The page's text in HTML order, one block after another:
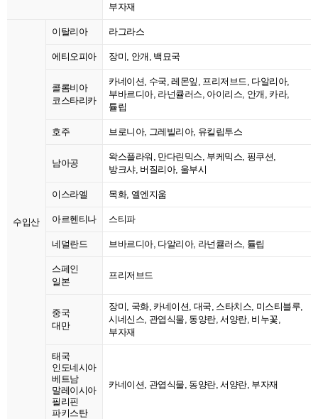
부자재
수입산
이탈리아 라그라스
에티오피아 장미, 안개, 백묘국
콜롬비아
코스타리카
카네이션, 수국, 레몬잎, 프리저브드, 다알리아,
부바르디아, 라넌큘러스, 아이리스, 안개, 카라,
튤립
호주 브로니아, 그레빌리아, 유킬립투스
남아공
왁스플라워, 만다린믹스, 부케믹스, 핑쿠션,
방크샤, 버질리아, 울부시
이스라엘 목화, 엘엔지움
아르헨티나 스티파
네덜란드 브바르디아, 다알리아, 라넌큘러스, 튤립
스페인
일본
프리저브드
중국
대만
장미, 국화, 카네이션, 대국, 스타치스, 미스티블루,
시네신스, 관엽식물, 동양란, 서양란, 비누꽃,
부자재
태국
인도네시아
베트남
말레이시아
필리핀
파키스탄
카네이션, 관엽식물, 동양란, 서양란, 부자재